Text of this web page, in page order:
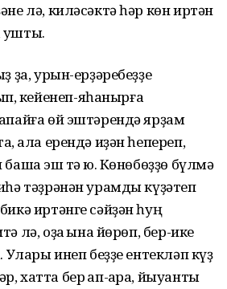
лә, киләсәктә һәр көн иртән
ҙа, урын-ерҙәребеҙҙе
кейенеп-яһанырға
өй эштәрендә ярҙам
ҡала ерендә иҙән һепереп,
башҡа эш тә юҡ. Көнөбөҙҙө бүлмә
тәҙрәнән урамды күҙәтеп
иртәнге сәйҙән һуң
лә, оҙаҡ ҡына йөрөп, бер-ике
Улары инеп беҙҙе ентекләп күҙ
хатта бер ҡап-ҡара, йыуантыҡ